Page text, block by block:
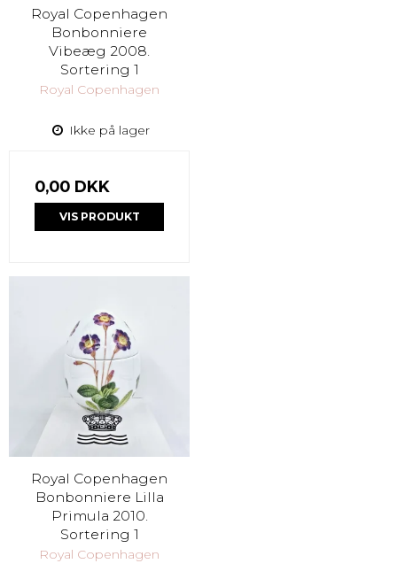
Royal Copenhagen
Bonbonniere
Vibeæg 2008.
Sortering 1
Royal Copenhagen
Ikke på lager
0,00 DKK
VIS PRODUKT
Royal Copenhagen
Bonbonniere Lilla
Primula 2010.
Sortering 1
Royal Copenhagen